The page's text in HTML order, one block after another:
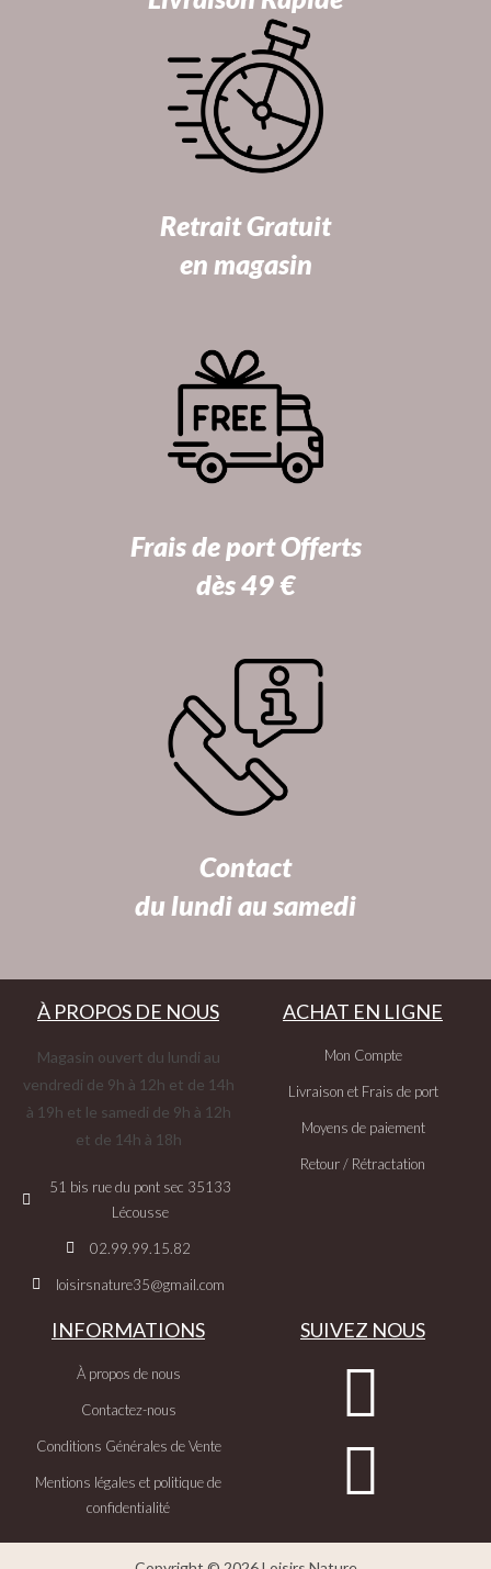
Retrait Gratuit
en magasin
Frais de port Offerts
dès 49 €
Contact
du lundi au samedi
À PROPOS DE NOUS
Magasin ouvert du lundi au
vendredi de 9h à 12h et de 14h
à 19h et le samedi de 9h à 12h
et de 14h à 18h
51 bis rue du pont sec 35133
Lécousse
02.99.99.15.82
loisirsnature35@gmail.com
ACHAT EN LIGNE
Mon Compte
Livraison et Frais de port
Moyens de paiement
Retour / Rétractation
INFORMATIONS
À propos de nous
Contactez-nous
Conditions Générales de Vente
Mentions légales et politique de
confidentialité
SUIVEZ NOUS